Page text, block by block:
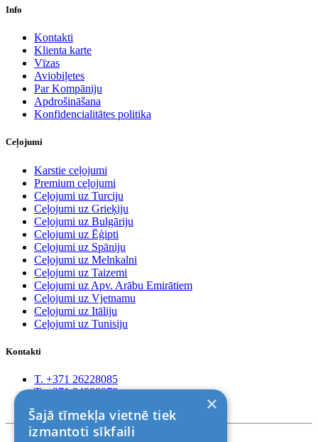
Info
Kontakti
Klienta karte
Vīzas
Aviobiļetes
Par Kompāniju
Apdrošināšana
Konfidencialitātes politika
Ceļojumi
Karstie ceļojumi
Premium ceļojumi
Ceļojumi uz Turciju
Ceļojumi uz Grieķiju
Ceļojumi uz Bulgāriju
Ceļojumi uz Ēģipti
Ceļojumi uz Spāniju
Ceļojumi uz Melnkalni
Ceļojumi uz Taizemi
Ceļojumi uz Apv. Arābu Emirātiem
Ceļojumi uz Vjetnamu
Ceļojumi uz Itāliju
Ceļojumi uz Tunisiju
Kontakti
T. +371 26228085
T. +371 24888878
×
Šajā tīmekļa vietnē tiek
izmantoti sīkfaili